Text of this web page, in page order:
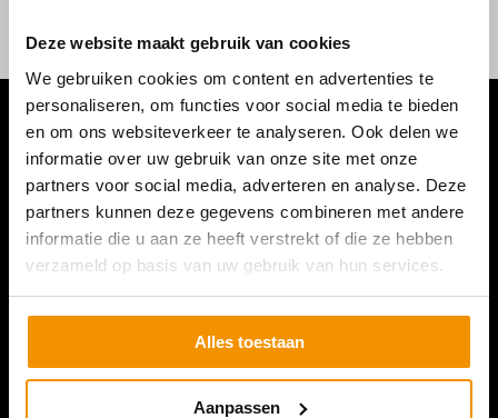
Deze website maakt gebruik van cookies
We gebruiken cookies om content en advertenties te
personaliseren, om functies voor social media te bieden
en om ons websiteverkeer te analyseren. Ook delen we
informatie over uw gebruik van onze site met onze
partners voor social media, adverteren en analyse. Deze
partners kunnen deze gegevens combineren met andere
informatie die u aan ze heeft verstrekt of die ze hebben
verzameld op basis van uw gebruik van hun services.
Alles toestaan
Aanpassen